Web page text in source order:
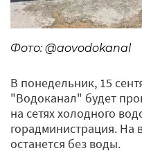
Фото: @aovodokanal
В понедельник, 15
"Водоканал" будет
на сетях холодного
горадминистрация. На
останется без воды.